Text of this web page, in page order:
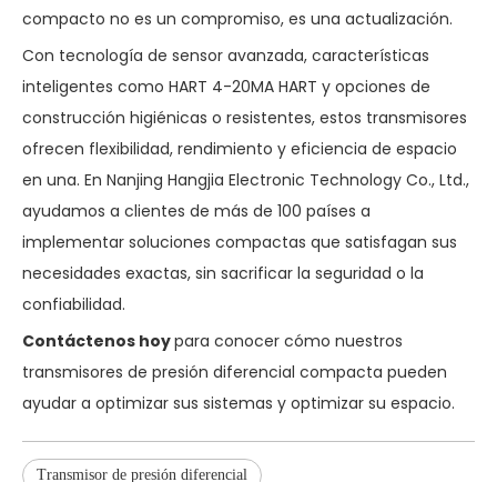
compacto no es un compromiso, es una actualización.
Con tecnología de sensor avanzada, características
inteligentes como HART 4-20MA HART y opciones de
construcción higiénicas o resistentes, estos transmisores
ofrecen flexibilidad, rendimiento y eficiencia de espacio
en una. En Nanjing Hangjia Electronic Technology Co., Ltd.,
ayudamos a clientes de más de 100 países a
implementar soluciones compactas que satisfagan sus
necesidades exactas, sin sacrificar la seguridad o la
confiabilidad.
Contáctenos hoypara conocer cómo nuestros
transmisores de presión diferencial compacta pueden
ayudar a optimizar sus sistemas y optimizar su espacio.
Transmisor de presión diferencial